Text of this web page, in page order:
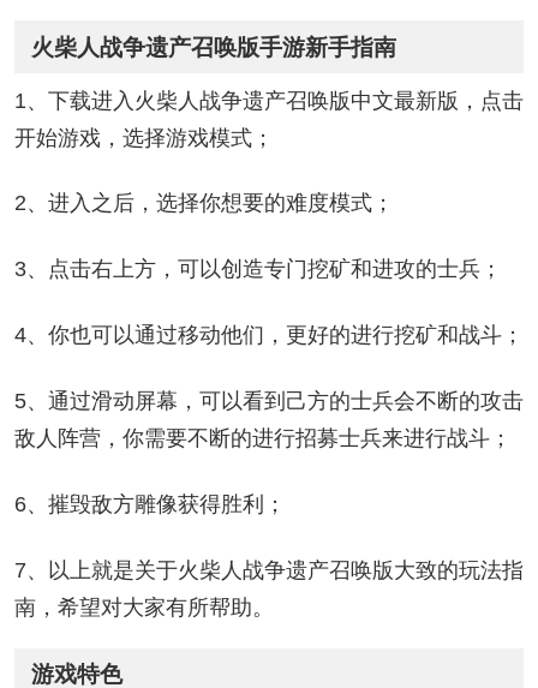
火柴人战争遗产召唤版手游新手指南
1、下载进入火柴人战争遗产召唤版中文最新版，点击
开始游戏，选择游戏模式；
2、进入之后，选择你想要的难度模式；
3、点击右上方，可以创造专门挖矿和进攻的士兵；
4、你也可以通过移动他们，更好的进行挖矿和战斗；
5、通过滑动屏幕，可以看到己方的士兵会不断的攻击
敌人阵营，你需要不断的进行招募士兵来进行战斗；
6、摧毁敌方雕像获得胜利；
7、以上就是关于火柴人战争遗产召唤版大致的玩法指
南，希望对大家有所帮助。
游戏特色